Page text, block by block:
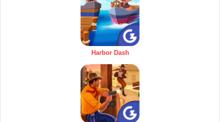
Harbor Dash